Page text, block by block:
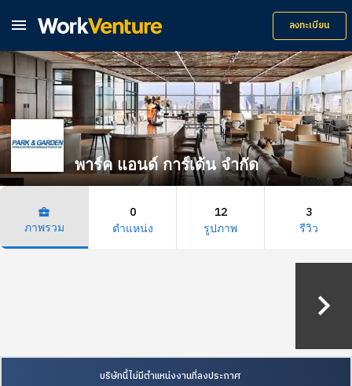
 ลงทะเบียน
พาร์ค แอนด์ การ์เด้น จำกัด
business_center
ภาพรวม
0
ตำแหน่ง
12
รูปภาพ
3
รีวิว
keyboard_arrow_right
บริษัทนี้ไม่มีตำแหน่งงานที่ลงประกาศ